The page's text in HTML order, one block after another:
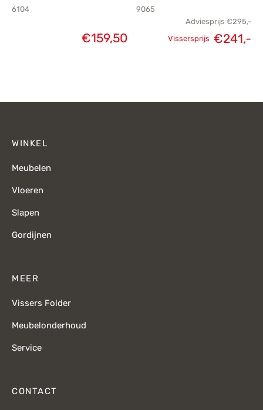
6104
€159,50
9065
Adviesprijs €295,-
Vissersprijs €241,-
WINKEL
Meubelen
Vloeren
Slapen
Gordijnen
MEER
Vissers Folder
Meubelonderhoud
Service
CONTACT